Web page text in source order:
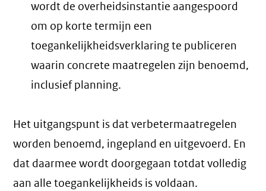
wordt de overheidsinstantie aangespoord
om op korte termijn een
toegankelijkheidsverklaring te publiceren
waarin concrete maatregelen zijn benoemd,
inclusief planning.
Het uitgangspunt is dat verbetermaatregelen
worden benoemd, ingepland en uitgevoerd. En
dat daarmee wordt doorgegaan totdat volledig
aan alle toegankelijkheids is voldaan.